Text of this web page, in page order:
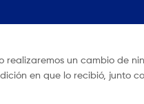
un cambio de
en que lo recibió, junto